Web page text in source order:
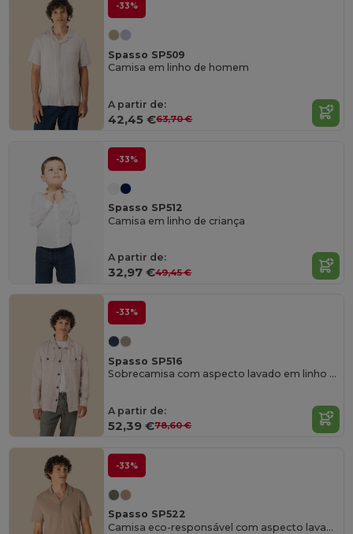
-33%
Spasso SP509
Camisa em linho de homem
A partir de:
42,45 €63,70 €
-33%
Spasso SP512
Camisa em linho de criança
A partir de:
32,97 €49,45 €
-33%
Spasso SP516
Sobrecamisa com aspecto lavado em linho de homem
A partir de:
52,39 €78,60 €
-33%
Spasso SP522
Camisa eco-responsável com aspecto lavado em jersey de manga curta com colarinho à bowling de homem